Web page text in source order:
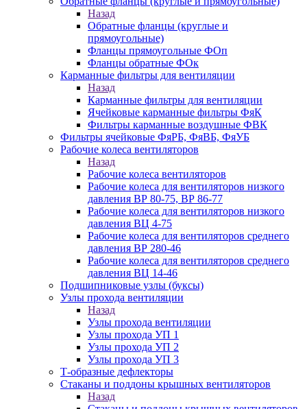
Назад
Обратные фланцы (круглые и
прямоугольные)
Фланцы прямоугольные ФОп
Фланцы обратные ФОк
Карманные фильтры для вентиляции
Назад
Карманные фильтры для вентиляции
Ячейковые карманные фильтры ФяК
Фильтры карманные воздушные ФВК
Фильтры ячейковые ФяРБ, ФяВБ, ФяУБ
Рабочие колеса вентиляторов
Назад
Рабочие колеса вентиляторов
Рабочие колеса для вентиляторов низкого
давления ВР 80-75, ВР 86-77
Рабочие колеса для вентиляторов низкого
давления ВЦ 4-75
Рабочие колеса для вентиляторов среднего
давления ВР 280-46
Рабочие колеса для вентиляторов среднего
давления ВЦ 14-46
Подшипниковые узлы (буксы)
Узлы прохода вентиляции
Назад
Узлы прохода вентиляции
Узлы прохода УП 1
Узлы прохода УП 2
Узлы прохода УП 3
Т-образные дефлекторы
Стаканы и поддоны крышных вентиляторов
Назад